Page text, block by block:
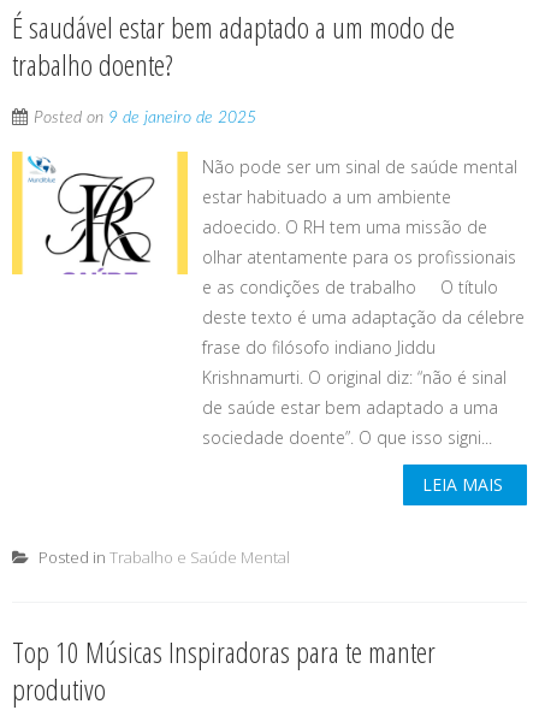
É saudável estar bem adaptado a um modo de
trabalho doente?
Posted on 9 de janeiro de 2025
Não pode ser um sinal de saúde mental
estar habituado a um ambiente
adoecido. O RH tem uma missão de
olhar atentamente para os profissionais
e as condições de trabalho O título
deste texto é uma adaptação da célebre
frase do filósofo indiano Jiddu
Krishnamurti. O original diz: “não é sinal
de saúde estar bem adaptado a uma
sociedade doente”. O que isso signi...
LEIA MAIS
Posted in Trabalho e Saúde Mental
Top 10 Músicas Inspiradoras para te manter
produtivo